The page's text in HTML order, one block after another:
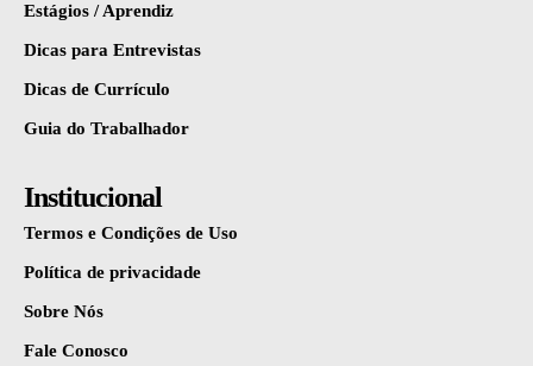
Estágios / Aprendiz
Dicas para Entrevistas
Dicas de Currículo
Guia do Trabalhador
Institucional
Termos e Condições de Uso
Política de privacidade
Sobre Nós
Fale Conosco